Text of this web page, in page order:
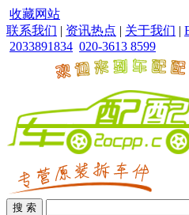
收藏网站
联系我们 | 资讯热点 | 关于我们 |
2033891834 020-3613 8599